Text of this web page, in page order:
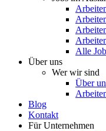
Alle
Über uns
Wer wir sind
Über
Blog
Kontakt
Für Unternehmen